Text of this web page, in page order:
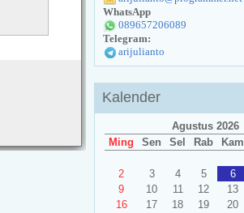
WhatsApp
089657206089
Telegram:
arijulianto
Kalender
Agustus 2026
Ming
Sen Sel Rab Kam
2
3 4 5 6
9
10 11 12 13
16
17 18 19 20